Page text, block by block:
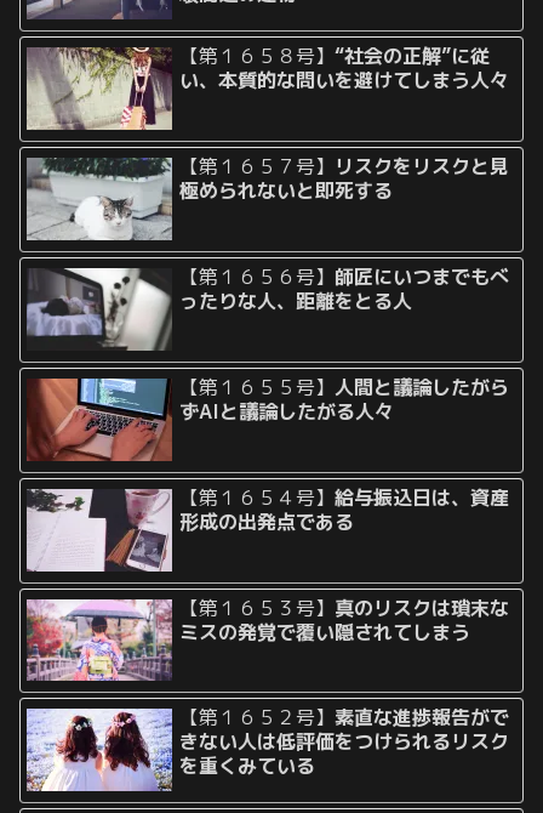
【第１６５８号】“社会の正解”に従
い、本質的な問いを避けてしまう人々
【第１６５７号】 リスクをリスクと見
極められないと即死する
【第１６５６号】 師匠にいつまでもべ
ったりな人、距離をとる人
【第１６５５号】人間と議論したがら
ずAIと議論したがる人々
【第１６５４号】給与振込日は、資産
形成の出発点である
【第１６５３号】 真のリスクは瑣末な
ミスの発覚で覆い隠されてしまう
【第１６５２号】素直な進捗報告がで
きない人は低評価をつけられるリスク
を重くみている